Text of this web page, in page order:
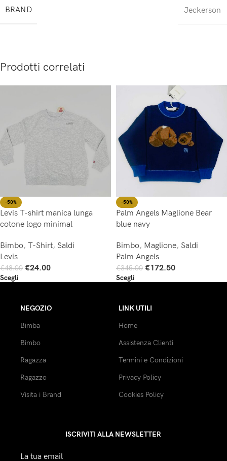
BRAND Jeckerson
Prodotti correlati
-50%
Levis T-shirt manica lunga
cotone logo minimal
Bimbo, T-Shirt, Saldi
Levis
€48.00 €24.00
Scegli
-50%
Palm Angels Maglione Bear
blue navy
Bimbo, Maglione, Saldi
Palm Angels
€345.00 €172.50
Scegli
NEGOZIO
Bimba
Bimbo
Ragazza
Ragazzo
Visita i Brand
LINK UTILI
Home
Assistenza Clienti
Termini e Condizioni
Privacy Policy
Cookies Policy
ISCRIVITI ALLA NEWSLETTER
La tua email